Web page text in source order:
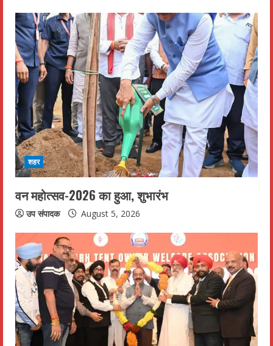
शहर
वन महोत्सव-2026 का हुआ, शुभारंभ
उप संपादक August 5, 2026